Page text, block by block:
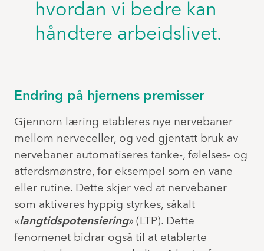
hvordan vi bedre kan
håndtere arbeidslivet.
Endring på hjernens premisser
Gjennom læring etableres nye nervebaner
mellom nerveceller, og ved gjentatt bruk av
nervebaner automatiseres tanke-, følelses- og
atferdsmønstre, for eksempel som en vane
eller rutine. Dette skjer ved at nervebaner
som aktiveres hyppig styrkes, såkalt
«langtidspotensiering» (LTP). Dette
fenomenet bidrar også til at etablerte